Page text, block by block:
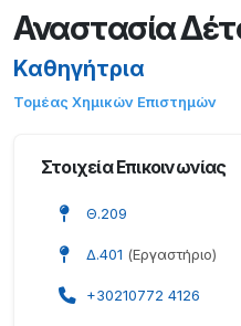
Αναστασία
Καθηγήτρια
Τομέας Χημικών Επιστημών
Στοιχεία Επικοινωνίας
Θ.209
Δ.401 (Εργαστήριο)
+30210772 4126